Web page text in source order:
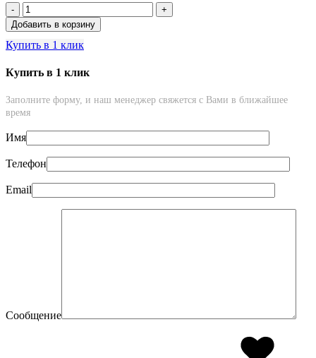
Количество
товара
Трековый
магнитный
светильник
Добавить в корзину
Купить в 1 клик
Купить в 1 клик
Заполните форму, и наш менеджер свяжется с Вами в ближайшее
время
Имя
Телефон
Email
Сообщение